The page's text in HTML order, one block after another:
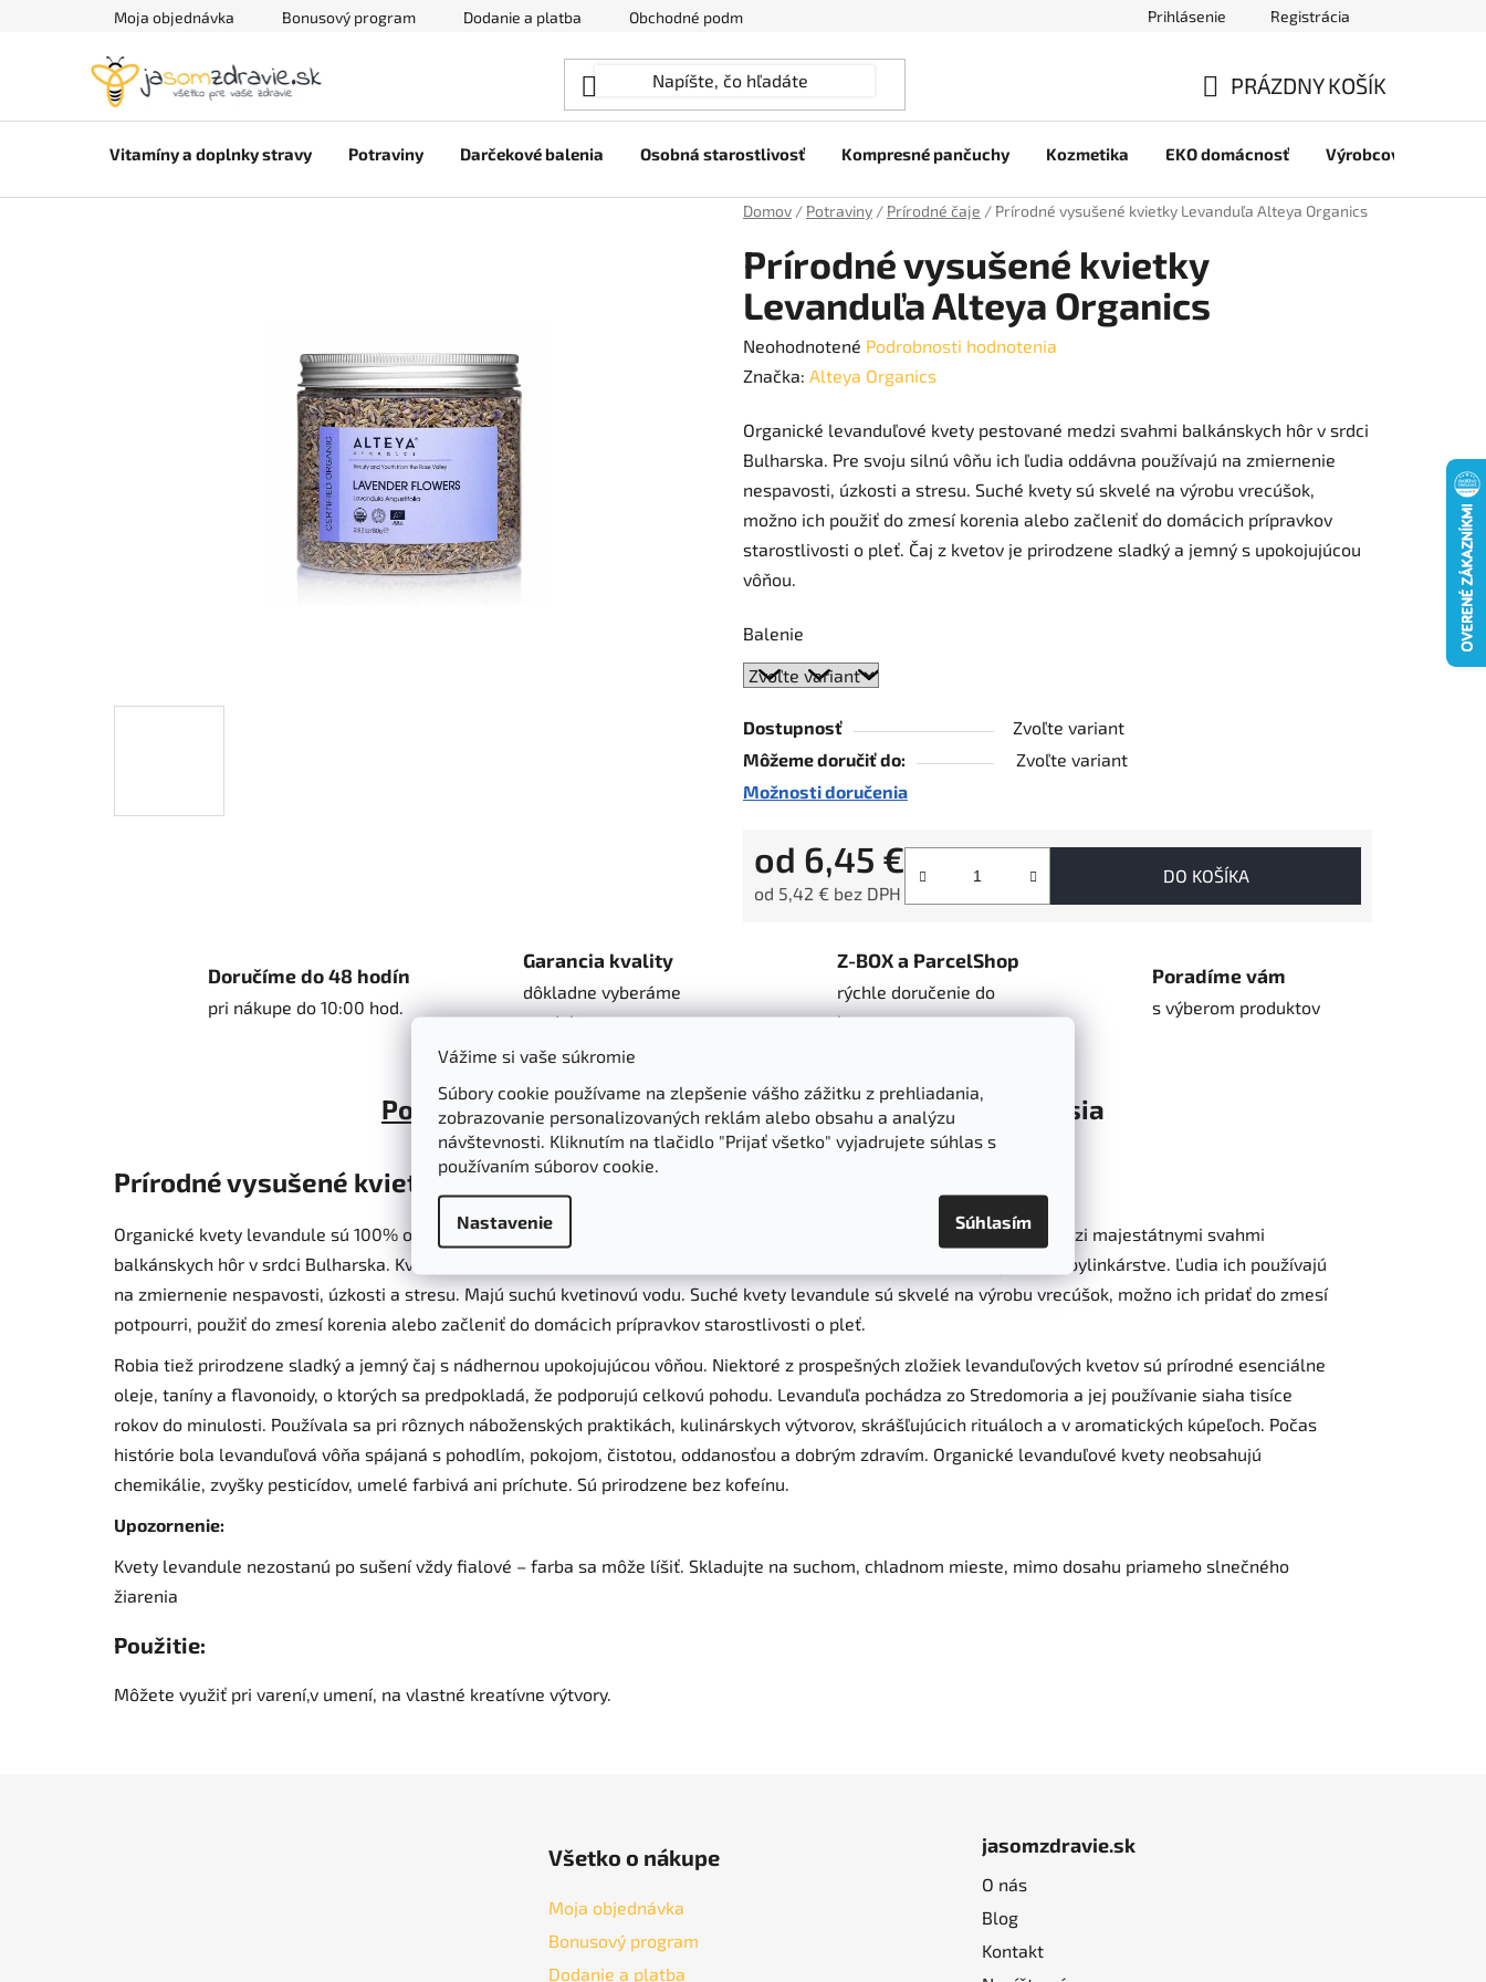
Vážime si vaše súkromie
Súbory cookie používame na zlepšenie vášho zážitku z prehliadania,
zobrazovanie personalizovaných reklám alebo obsahu a analýzu
návštevnosti. Kliknutím na tlačidlo "Prijať všetko" vyjadrujete súhlas s
používaním súborov cookie.
Nastavenie Súhlasím
Moja objednávka Bonusový program Dodanie a platba Obchodné podmienky Prihlásenie Registrácia
KOŠÍK
PRÁZDNY KOŠÍK
Vitamíny a doplnky stravy Potraviny Darčekové balenia Osobná starostlivosť Kompresné pančuchy Kozmetika EKO domácnosť Výrobcovia
Domov / Potraviny / Prírodné čaje / Prírodné vysušené kvietky Levanduľa Alteya Organics
Prírodné vysušené kvietky
Levanduľa Alteya Organics
Priemerné
hodnotenie
je
0,0
z
5
hviezdičiek.
Neohodnotené Podrobnosti hodnotenia
Značka: Alteya Organics
Organické levanduľové kvety pestované medzi svahmi balkánskych hôr v srdci
Bulharska. Pre svoju silnú vôňu ich ľudia oddávna používajú na zmiernenie
nespavosti, úzkosti a stresu. Suché kvety sú skvelé na výrobu vrecúšok,
možno ich použiť do zmesí korenia alebo začleniť do domácich prípravkov
starostlivosti o pleť. Čaj z kvetov je prirodzene sladký a jemný s upokojujúcou
vôňou.
Balenie
Dostupnosť
Zvoľte variant
Môžeme doručiť do:
Zvoľte variant
Možnosti doručenia
od 6,45 €
od 5,42 € bez DPH
DO KOŠÍKA
Doručíme do 48 hodín
pri nákupe do 10:00 hod.
Garancia kvality
dôkladne vyberáme
produkty
Z-BOX a ParcelShop
rýchle doručenie do
boxov
Poradíme vám
s výberom produktov
Popis Parametre Hodnotenie Diskusia
Prírodné vysušené kvietky Levanduľa Alteya Organics
Organické kvety levandule sú 100% organicky pestované na rodinnej levanduľovej farme Alteya, ktorá sa nachádza medzi majestátnymi svahmi
balkánskych hôr v srdci Bulharska. Kvety levandule majú sladkú, relaxačnú vôňu a dlhú históriu v tradičnom západnom bylinkárstve. Ľudia ich používajú
na zmiernenie nespavosti, úzkosti a stresu. Majú suchú kvetinovú vodu. Suché kvety levandule sú skvelé na výrobu vrecúšok, možno ich pridať do zmesí
potpourri, použiť do zmesí korenia alebo začleniť do domácich prípravkov starostlivosti o pleť.
Robia tiež prirodzene sladký a jemný čaj s nádhernou upokojujúcou vôňou. Niektoré z prospešných zložiek levanduľových kvetov sú prírodné esenciálne
oleje, taníny a flavonoidy, o ktorých sa predpokladá, že podporujú celkovú pohodu. Levanduľa pochádza zo Stredomoria a jej používanie siaha tisíce
rokov do minulosti. Používala sa pri rôznych náboženských praktikách, kulinárskych výtvorov, skrášľujúcich rituáloch a v aromatických kúpeľoch. Počas
histórie bola levanduľová vôňa spájaná s pohodlím, pokojom, čistotou, oddanosťou a dobrým zdravím. Organické levanduľové kvety neobsahujú
chemikálie, zvyšky pesticídov, umelé farbivá ani príchute. Sú prirodzene bez kofeínu.
Upozornenie:
Kvety levandule nezostanú po sušení vždy fialové – farba sa môže líšiť. Skladujte na suchom, chladnom mieste, mimo dosahu priameho slnečného
žiarenia
Použitie:
Môžete využiť pri varení,v umení, na vlastné kreatívne výtvory.
Všetko o nákupe
Moja objednávka
Bonusový program
Dodanie a platba
jasomzdravie.sk
O nás
Blog
Kontakt